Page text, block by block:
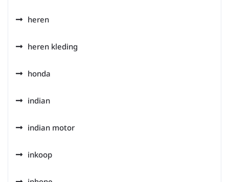
heren
heren kleding
honda
indian
indian motor
inkoop